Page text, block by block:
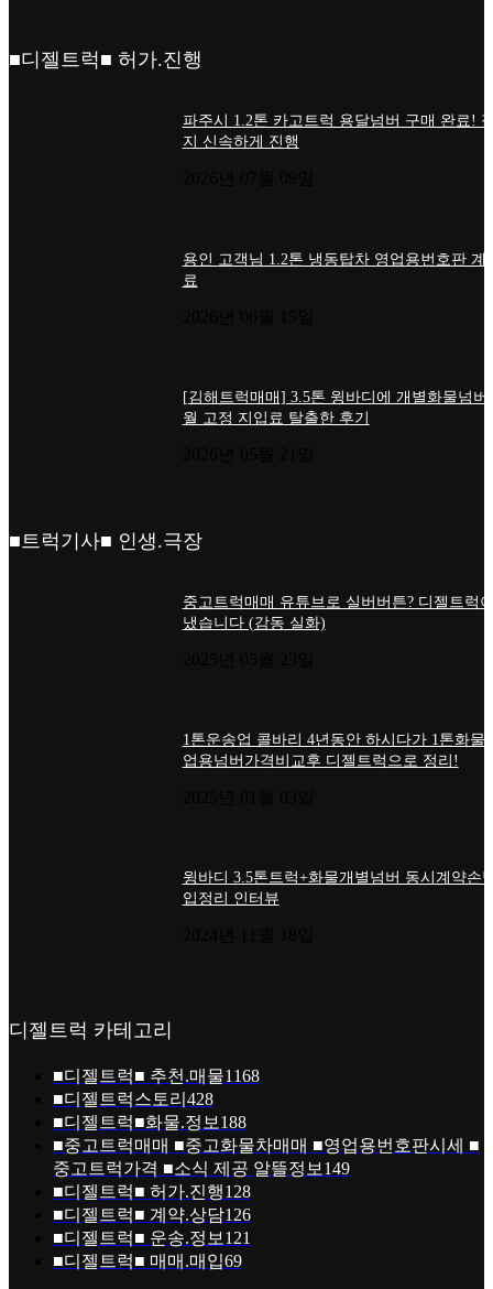
■디젤트럭■ 허가.진행
파주시 1.2톤 카고트럭 용달넘버 구매 완료!
지 신속하게 진행
용인 고객님 1.2톤 냉동탑차 영업용번호판 계
료
[김해트럭매매] 3.5톤 윙바디에 개별화물넘버
월 고정 지입료 탈출한 후기
■트럭기사■ 인생.극장
중고트럭매매 유튜브로 실버버튼? 디젤트럭
냈습니다 (감동 실화)
1톤운송업 콜바리 4년동안 하시다가 1톤화물
업용넘버가격비교후 디젤트럭으로 정리!
윙바디 3.5톤트럭+화물개별넘버 동시계약손
입정리 인터뷰
디젤트럭 카테고리
■디젤트럭■ 추천.매물1168
■디젤트럭스토리 428
■디젤트럭■화물.정보 188
■중고트럭매매 ■중고화물차매매 ■영업용번호판시세 ■
중고트럭가격 ■소식 제공 알뜰정보 149
■디젤트럭■ 허가.진행128
■디젤트럭■ 계약.상담126
■디젤트럭■ 운송.정보 121
■디젤트럭■ 매매.매입69